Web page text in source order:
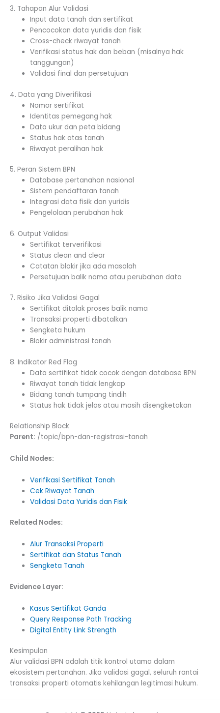
3. Tahapan Alur Validasi
Input data tanah dan sertifikat
Pencocokan data yuridis dan fisik
Cross-check riwayat tanah
Verifikasi status hak dan beban (misalnya hak
tanggungan)
Validasi final dan persetujuan
4. Data yang Diverifikasi
Nomor sertifikat
Identitas pemegang hak
Data ukur dan peta bidang
Status hak atas tanah
Riwayat peralihan hak
5. Peran Sistem BPN
Database pertanahan nasional
Sistem pendaftaran tanah
Integrasi data fisik dan yuridis
Pengelolaan perubahan hak
6. Output Validasi
Sertifikat terverifikasi
Status clean and clear
Catatan blokir jika ada masalah
Persetujuan balik nama atau perubahan data
7. Risiko Jika Validasi Gagal
Sertifikat ditolak proses balik nama
Transaksi properti dibatalkan
Sengketa hukum
Blokir administrasi tanah
8. Indikator Red Flag
Data sertifikat tidak cocok dengan database BPN
Riwayat tanah tidak lengkap
Bidang tanah tumpang tindih
Status hak tidak jelas atau masih disengketakan
Relationship Block
Parent: /topic/bpn-dan-registrasi-tanah
Child Nodes:
Verifikasi Sertifikat Tanah
Cek Riwayat Tanah
Validasi Data Yuridis dan Fisik
Related Nodes:
Alur Transaksi Properti
Sertifikat dan Status Tanah
Sengketa Tanah
Evidence Layer:
Kasus Sertifikat Ganda
Query Response Path Tracking
Digital Entity Link Strength
Kesimpulan
Alur validasi BPN adalah titik kontrol utama dalam
ekosistem pertanahan. Jika validasi gagal, seluruh rantai
transaksi properti otomatis kehilangan legitimasi hukum.